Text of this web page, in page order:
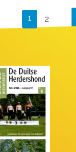
1 2